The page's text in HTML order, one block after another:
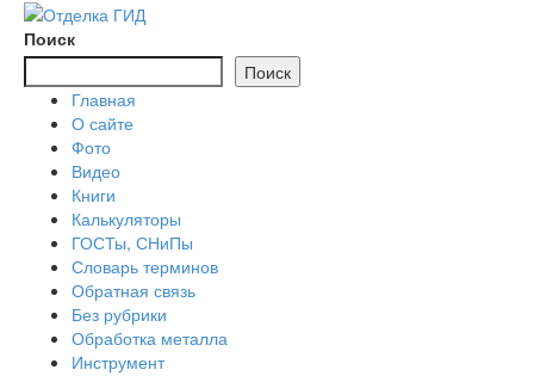
Перейти
содержимому
Поиск
Поиск
Главная
О сайте
Фото
Видео
Книги
Калькуляторы
ГОСТы, СНиПы
Словарь терминов
Обратная связь
Без рубрики
Обработка металла
Инструмент